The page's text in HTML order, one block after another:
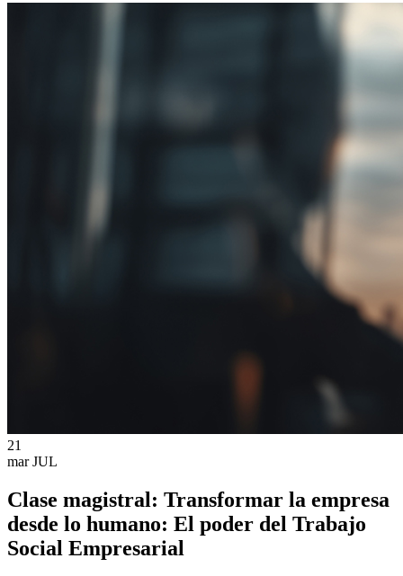
21
mar JUL
Clase magistral: Transformar la empresa
desde lo humano: El poder del Trabajo
Social Empresarial